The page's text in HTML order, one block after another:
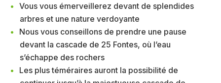
Vous vous émerveillerez devant de splendides
arbres et une nature verdoyante
Nous vous conseillons de prendre une pause
devant la cascade de 25 Fontes, où l’eau
s’échappe des rochers
Les plus téméraires auront la possibilité de